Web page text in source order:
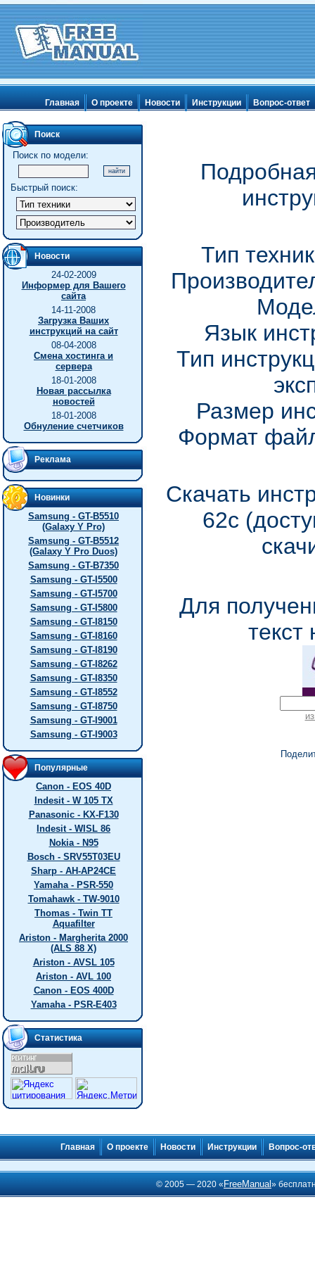
Главная О проекте Новости Инструкции Вопрос-ответ
Поиск
Поиск по модели:
Быстрый поиск:
Новости
24-02-2009
Информер для Вашего
сайта
14-11-2008
Загрузка Ваших
инструкций на сайт
08-04-2008
Смена хостинга и
сервера
18-01-2008
Новая рассылка
новостей
18-01-2008
Обнуление счетчиков
Реклама
Новинки
Samsung - GT-B5510
(Galaxy Y Pro)
Samsung - GT-B5512
(Galaxy Y Pro Duos)
Samsung - GT-B7350
Samsung - GT-I5500
Samsung - GT-I5700
Samsung - GT-I5800
Samsung - GT-I8150
Samsung - GT-I8160
Samsung - GT-I8190
Samsung - GT-I8262
Samsung - GT-I8350
Samsung - GT-I8552
Samsung - GT-I8750
Samsung - GT-I9001
Samsung - GT-I9003
Популярные
Canon - EOS 40D
Indesit - W 105 TX
Panasonic - KX-F130
Indesit - WISL 86
Nokia - N95
Bosch - SRV55T03EU
Sharp - AH-AP24CE
Yamaha - PSR-550
Tomahawk - TW-9010
Thomas - Twin TT
Aquafilter
Ariston - Margherita 2000
(ALS 88 X)
Ariston - AVSL 105
Ariston - AVL 100
Canon - EOS 400D
Yamaha - PSR-E403
Статистика
Тип
Язык
Тип
Размер
Формат
Скачать
62c
Для
текст
Главная О проекте Новости Инструкции Вопрос-
© 2005 — 2020 « FreeManual»